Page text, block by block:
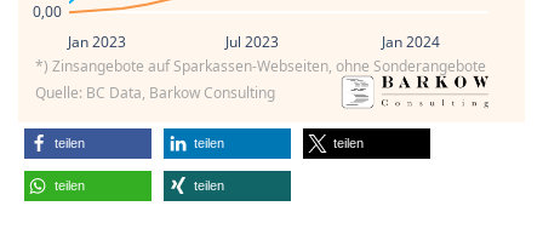
Jan 2023 Jul 2023 Jan 2024
0,00
Quelle: BC Data, Barkow Consulting
*) Zinsangebote auf Sparkassen-Webseiten, ohne Sonderangebote
teilen teilen teilen
teilen teilen